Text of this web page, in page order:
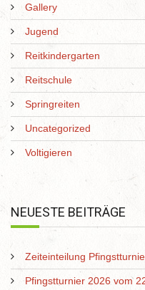
Gallery
Jugend
Reitkindergarten
Reitschule
Springreiten
Uncategorized
Voltigieren
NEUESTE BEITRÄGE
Zeiteinteilung
Pfingstturnier 2026 vom